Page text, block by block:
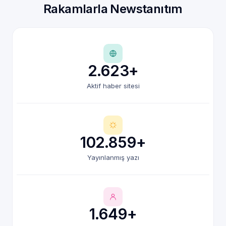
Rakamlarla Newstanıtım
2.623+
Aktif haber sitesi
102.859+
Yayınlanmış yazı
1.649+